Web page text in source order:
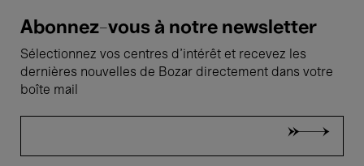
Abonnez-vous à notre newsletter
Sélectionnez vos centres d'intérêt et recevez les
dernières nouvelles de Bozar directement dans votre
boîte mail